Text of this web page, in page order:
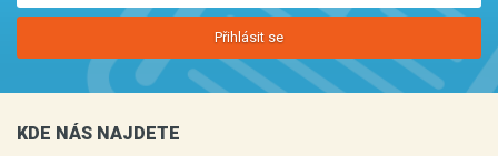
Přihlásit se
KDE NÁS NAJDETE